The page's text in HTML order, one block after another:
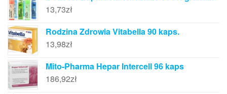
13,73zł
Rodzina Zdrowia Vitabella 90 kaps.
13,98zł
Mito-Pharma Hepar Intercell 96 kaps
186,92zł